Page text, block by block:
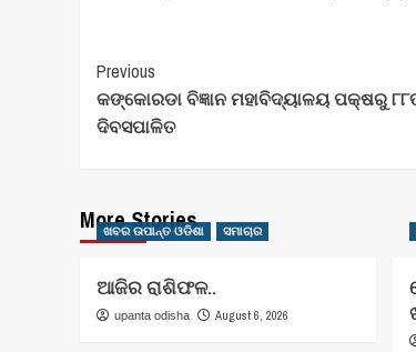
Post
Navigation
Previous
କଙ୍କୋରଡା ବିଜ୍ଞାନ ମହାବିଦ୍ୟାଳୟ ପକ୍ଷରୁ
ଦିବସପାଳିତ
More Stories
ଖବର ଉପାନ୍ତ ଓଡିଶା ସମାଚାର
ଆଜିର ରାଶିଫଳ..
upanta odisha August 6, 2026